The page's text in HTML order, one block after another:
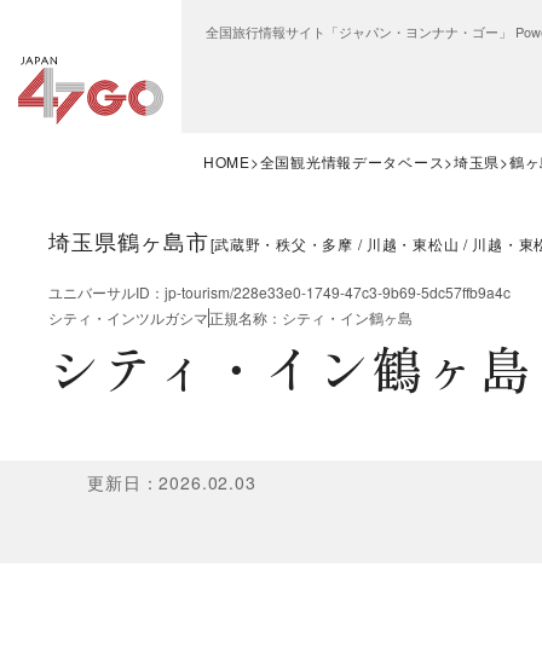
全国旅行情報サイト「ジャパン・ヨンナナ・ゴー」
HOME 全国観光情報データベース 埼玉県 鶴
埼玉県鶴ヶ島市[武蔵野・秩父・多摩 川越・東松山 川越・東
ユニバーサルID ： jp-tourism/228e33e0-1749-47c3-9b69-5dc57ffb9a4c
シティ・インツルガシマ正規名称 ： シティ・イン鶴ヶ島
シティ・イン鶴ヶ島
更新日 ：2026.02.03